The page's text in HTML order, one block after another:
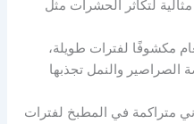
لتكاثر الحشرات مثل
مكشوفًا لفترات طويلة،
والنمل تجذبها
متراكمة في المطبخ لفترات